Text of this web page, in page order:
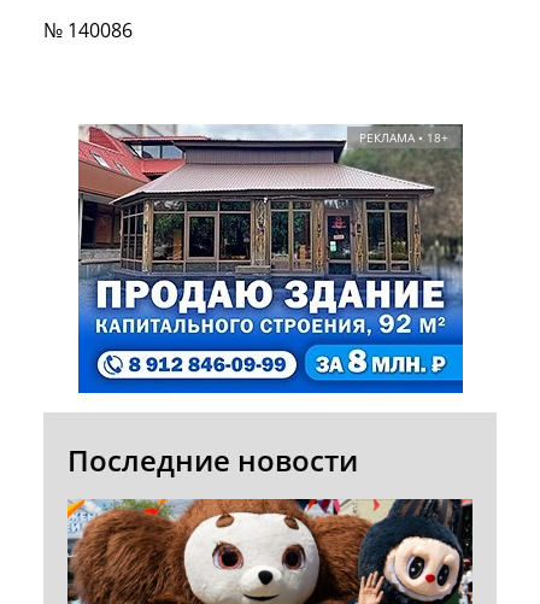
№ 140086
РЕКЛАМА • 18+
Последние новости